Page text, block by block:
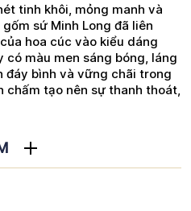
tinh khôi, mỏng manh và
sứ Minh Long đã liên
hoa cúc vào kiểu dáng
có màu men sáng bóng, láng
đáy bình và vững chãi trong
tạo nên sự thanh thoát,